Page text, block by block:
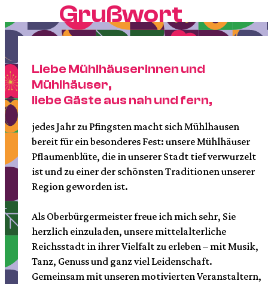
Grußwort
Liebe Mühlhäuserinnen und
Mühlhäuser,
liebe Gäste aus nah und fern,
jedes Jahr zu Pfingsten macht sich Mühlhausen
bereit für ein besonderes Fest: unsere Mühlhäuser
Pflaumenblüte, die in unserer Stadt tief verwurzelt
ist und zu einer der schönsten Traditionen unserer
Region geworden ist.
Als Oberbürgermeister freue ich mich sehr, Sie
herzlich einzuladen, unsere mittelalterliche
Reichsstadt in ihrer Vielfalt zu erleben – mit Musik,
Tanz, Genuss und ganz viel Leidenschaft.
Gemeinsam mit unseren motivierten Veranstaltern,